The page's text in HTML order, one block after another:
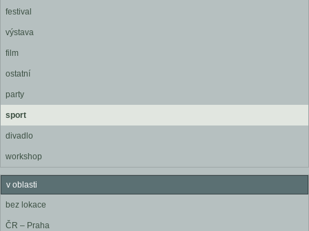
festival
výstava
film
ostatní
party
sport
divadlo
workshop
v oblasti
bez lokace
ČR – Praha